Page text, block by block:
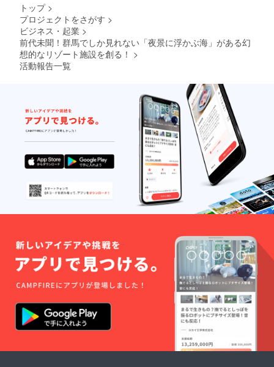
ショー
ていた
だきま
す。 ※
ハイ
シーズ
ン
(12/24-
1/10、
5/1-
5/7、
8/1-
31)、利
用不
可。
材をふ
食、朝
食付
き。お
飲み物
飲み放
題。温
泉入り
放題で
す。 ロ
ゴ入り
モバイ
ルバッ
テリー
付き。
ルジュ
(バト
ラー)付
き。 ※
利用期
限は
【2022
年4月か
ら2023
でにな
す。 ※
ご予約
を開始
させて
いただ
きます
（先着
順）。
※ご予約
時の
キャン
セリポ
リシー
は「前
日18時
以降の
セル・
ノー
ショー
：
100％」
とさせ
ていた
だきま
す。 ※
土・祝
前日、
ハイ
トップ >
プロジェクトをさがす >
ビジネス・起業 >
前代未聞！群馬でしか見れない「夜景に浮かぶ海」がある幻
想的なリゾート施設を創る！ >
活動報告一覧